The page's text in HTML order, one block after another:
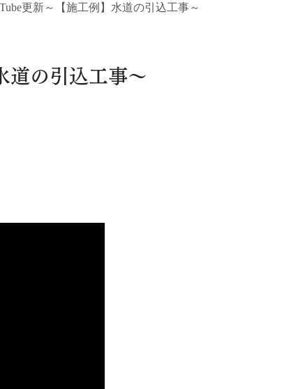
更新～【施工例】水道の引込工事～
道の引込工事～